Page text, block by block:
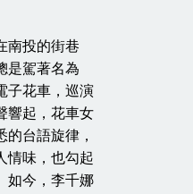
南投的街巷
是駕著名為
子花車，巡演
響起，花車女
的台語旋律，
情味，也勾起
如今，李千娜